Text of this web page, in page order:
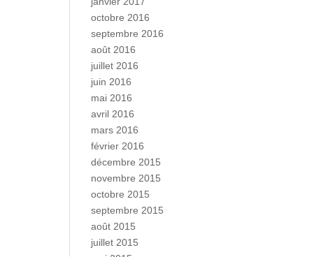
octobre 2016
septembre 2016
août 2016
juillet 2016
juin 2016
mai 2016
avril 2016
mars 2016
février 2016
décembre 2015
novembre 2015
octobre 2015
septembre 2015
août 2015
juillet 2015